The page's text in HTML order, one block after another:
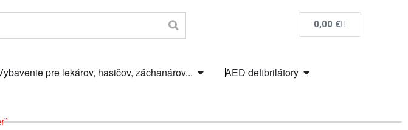
0,00 €
pre lekárov, hasičov, záchanárov...
AED defibrilátory